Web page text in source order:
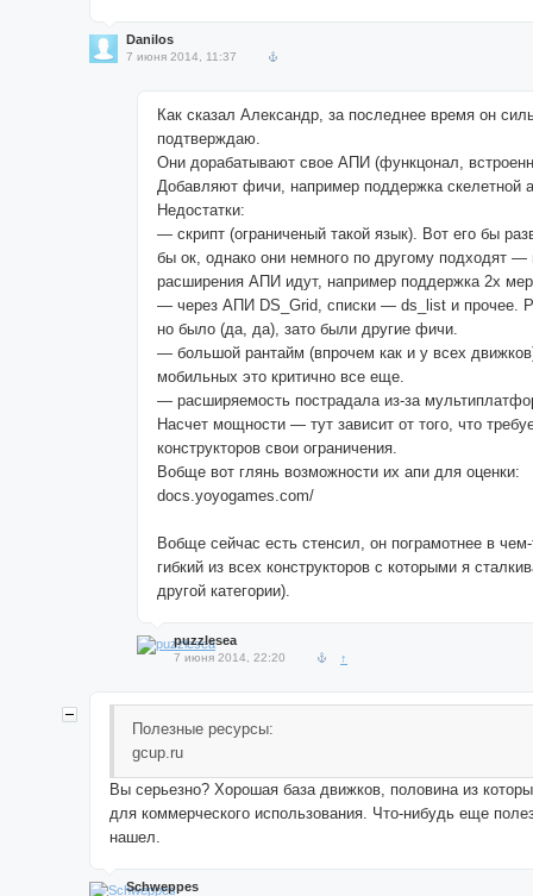
Danilos
7 июня 2014, 11:37
Как сказал Александр, за последнее время он
подтверждаю.
Они дорабатывают свое АПИ (функцонал,
Добавляют фичи, например поддержка скелетной
Недостатки:
— скрипт (ограниченый такой язык). Вот его бы
бы ок, однако они немного по другому подходят —
расширения АПИ идут, например поддержка 2х
— через АПИ DS_Grid, списки — ds_list и прочее.
но было (да, да), зато были другие фичи.
— большой рантайм (впрочем как и у всех
мобильных это критично все еще.
— расширяемость пострадала из-за
Насчет мощности — тут зависит от того, что
конструкторов свои ограничения.
Вобще вот глянь возможности их апи для оценки:
docs.yoyogames.com/
Вобще сейчас есть стенсил, он пограмотнее в
гибкий из всех конструкторов с которыми я
другой категории).
puzzlesea
7 июня 2014, 22:20 ↑
Полезные ресурсы:
gcup.ru
Вы серьезно? Хорошая база движков, половина из
для коммерческого использования. Что-нибудь еще
нашел.
Schweppes